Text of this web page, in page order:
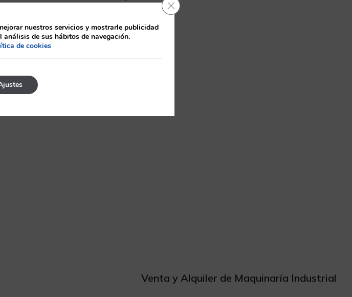
Ver más
Venta y Alquiler de Maquinaría Industrial
nuestros servicios y mostrarle publicidad
de sus hábitos de navegación.
de cookies
Cerrar el banner de cookies RGPD